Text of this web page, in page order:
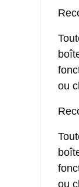
ou
ou